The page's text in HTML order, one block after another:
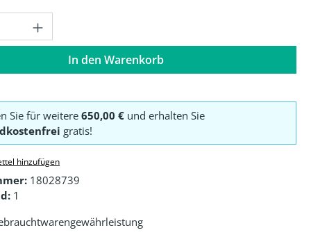
Anzahl: Gib den gewünschten Wert
In den Warenkorb
Sie für weitere 650,00 €und erhalten Sie
gratis!
hinzufügen
18028739
1